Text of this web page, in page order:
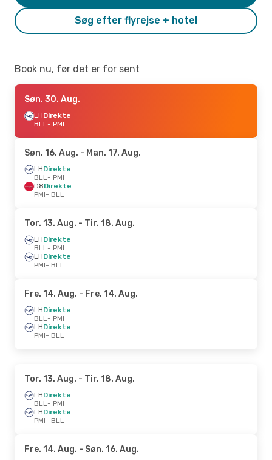
Søg efter flyrejse + hotel
Book nu, før det er for sent
Søn. 30. Aug.
LHDirekte
BLL- PMI
Søn. 16. Aug. - Man. 17. Aug.
LHDirekte
BLL- PMI
D8Direkte
PMI- BLL
Tor. 13. Aug. - Tir. 18. Aug.
LHDirekte
BLL- PMI
LHDirekte
PMI- BLL
Fre. 14. Aug. - Fre. 14. Aug.
LHDirekte
BLL- PMI
LHDirekte
PMI- BLL
Tor. 13. Aug. - Tir. 18. Aug.
LHDirekte
BLL- PMI
LHDirekte
PMI- BLL
Fre. 14. Aug. - Søn. 16. Aug.